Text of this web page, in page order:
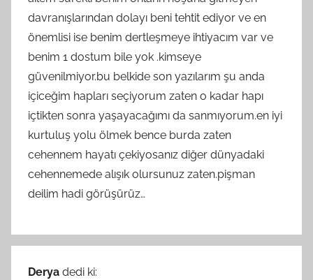
davranışlarından dolayı beni tehtit ediyor ve en
önemlisi ise benim dertleşmeye ihtiyacım var ve
benim 1 dostum bile yok .kimseye
güvenilmiyor.bu belkide son yazılarım şu anda
içiceğim hapları seçiyorum zaten o kadar hapı
içtikten sonra yaşayacağımı da sanmıyorum.en iyi
kurtuluş yolu ölmek bence burda zaten
cehennem hayatı çekiyosanız diğer dünyadaki
cehennemede alışık olursunuz zaten.pişman
deilim hadi görüşürüz…
Derya dedi ki: